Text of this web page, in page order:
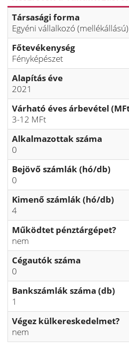
Társasági forma
Egyéni vállalkozó (mellékállású)
Főtevékenység
Fényképészet
Alapítás éve
2021
Várható éves árbevétel
3-12 MFt
Alkalmazottak száma
0
Bejövő számlák (hó/db)
0
Kimenő számlák (hó/db)
4
Működtet pénztárgépet?
nem
Cégautók száma
0
Bankszámlák száma (db)
1
Végez külkereskedelmet?
nem